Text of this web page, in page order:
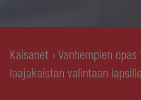
Kaisanet › Vanhempien
laajakaistan valintaan lapsille